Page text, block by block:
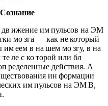
дв ижение им пульсов на ЭМ
мо зга — как не который
еем в на шем мо згу, в на
ле с ко торой или бл
ределенные действия. А
ин формации
им пульсов на ЭМ В,